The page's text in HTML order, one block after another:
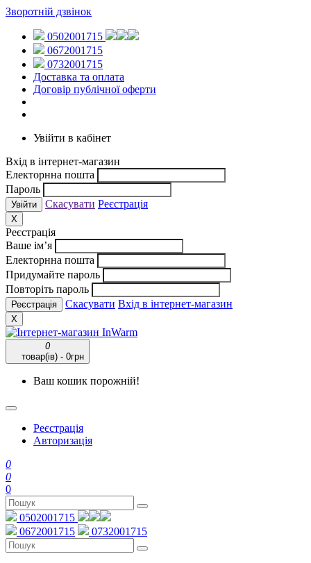
Зворотній дзвінок
0502001715
0672001715
0732001715
Доставка та оплата
Договір публічної оферти
Увійти в кабінет
Вхід в інтернет-магазин
Електорнна пошта
Пароль
Скасувати Реєстрація
X
Реєстрація
Ваше ім’я
Електорнна пошта
Придумайте пароль
Повторіть пароль
Скасувати Вхід в інтернет-магазин
X
0
товар(ів) - 0грн
Ваш кошик порожній!
Реєстрація
Авторизація
0
0
0
0502001715
0672001715
0732001715